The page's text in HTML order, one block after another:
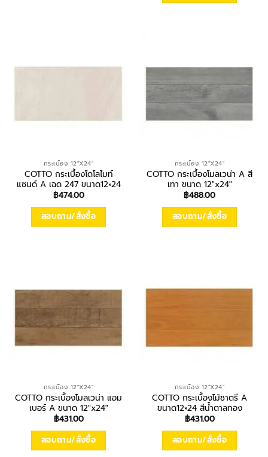
กระเบื้อง 12"X24"
COTTO กระเบื้องโดโลไมท์
แซนด์ A เฉด 247 ขนาด12×24
฿474.00
สอบถาม/สั่งซื้อ
กระเบื้อง 12"X24"
COTTO กระเบื้องโมลเวน่า A สี
เทา ขนาด 12″x24″
฿488.00
สอบถาม/สั่งซื้อ
กระเบื้อง 12"X24"
COTTO กระเบื้องโมลเวน่า แอม
เบอร์ A ขนาด 12″x24″
฿431.00
สอบถาม/สั่งซื้อ
กระเบื้อง 12"X24"
COTTO กระเบื้องไม้ชาตรี A
ขนาด12×24 สีน้ำตาลทอง
฿431.00
สอบถาม/สั่งซื้อ